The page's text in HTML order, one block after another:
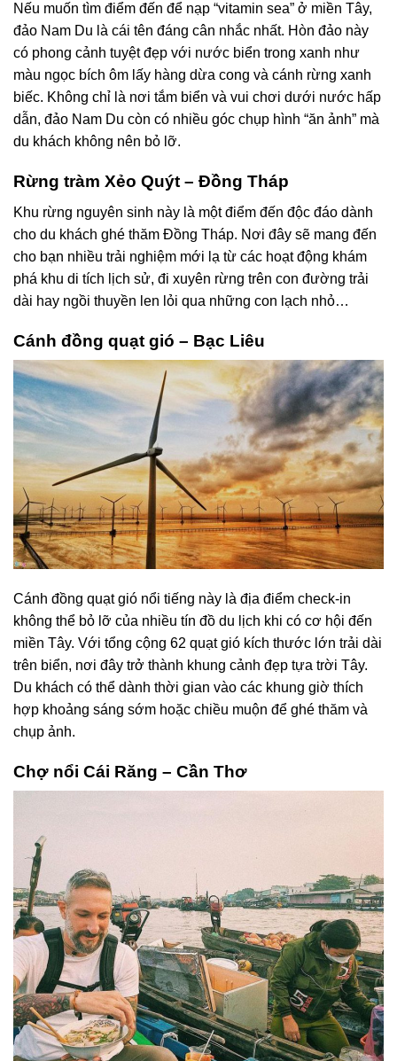
Nếu muốn tìm điểm đến để nạp “vitamin sea” ở miền Tây,
đảo Nam Du là cái tên đáng cân nhắc nhất. Hòn đảo này
có phong cảnh tuyệt đẹp với nước biển trong xanh như
màu ngọc bích ôm lấy hàng dừa cong và cánh rừng xanh
biếc. Không chỉ là nơi tắm biển và vui chơi dưới nước hấp
dẫn, đảo Nam Du còn có nhiều góc chụp hình “ăn ảnh” mà
du khách không nên bỏ lỡ.
Rừng tràm Xẻo Quýt – Đồng Tháp
Khu rừng nguyên sinh này là một điểm đến độc đáo dành
cho du khách ghé thăm Đồng Tháp. Nơi đây sẽ mang đến
cho bạn nhiều trải nghiệm mới lạ từ các hoạt động khám
phá khu di tích lịch sử, đi xuyên rừng trên con đường trải
dài hay ngồi thuyền len lỏi qua những con lạch nhỏ…
Cánh đồng quạt gió – Bạc Liêu
Cánh đồng quạt gió nổi tiếng này là địa điểm check-in
không thể bỏ lỡ của nhiều tín đồ du lịch khi có cơ hội đến
miền Tây. Với tổng cộng 62 quạt gió kích thước lớn trải dài
trên biển, nơi đây trở thành khung cảnh đẹp tựa trời Tây.
Du khách có thể dành thời gian vào các khung giờ thích
hợp khoảng sáng sớm hoặc chiều muộn để ghé thăm và
chụp ảnh.
Chợ nổi Cái Răng – Cần Thơ